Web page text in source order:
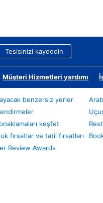
Tesisinizi kaydedin
Müşteri Hizmetleri yardımı
benzersiz yerler
keşfet
fırsatlar ve tatil fırsatları
Review Awards